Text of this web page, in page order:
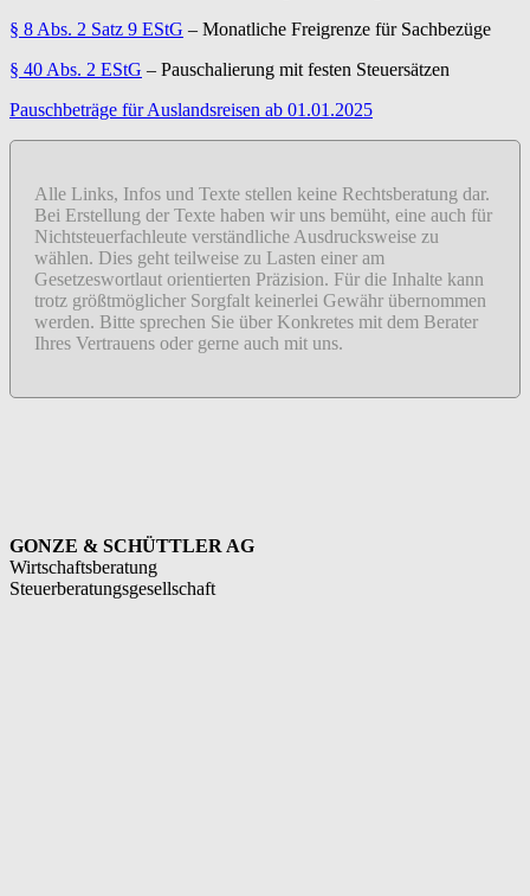
§ 8 Abs. 2 Satz 9 EStG – Monatliche Freigrenze für Sachbezüge
§ 40 Abs. 2 EStG – Pauschalierung mit festen Steuersätzen
Pauschbeträge für Auslandsreisen ab 01.01.2025
Alle Links, Infos und Texte stellen keine Rechtsberatung dar.
Bei Erstellung der Texte haben wir uns bemüht, eine auch für
Nichtsteuerfachleute verständliche Ausdrucksweise zu
wählen. Dies geht teilweise zu Lasten einer am
Gesetzeswortlaut orientierten Präzision. Für die Inhalte kann
trotz größtmöglicher Sorgfalt keinerlei Gewähr übernommen
werden. Bitte sprechen Sie über Konkretes mit dem Berater
Ihres Vertrauens oder gerne auch mit uns.
GONZE & SCHÜTTLER AG
Wirtschaftsberatung
Steuerberatungsgesellschaft